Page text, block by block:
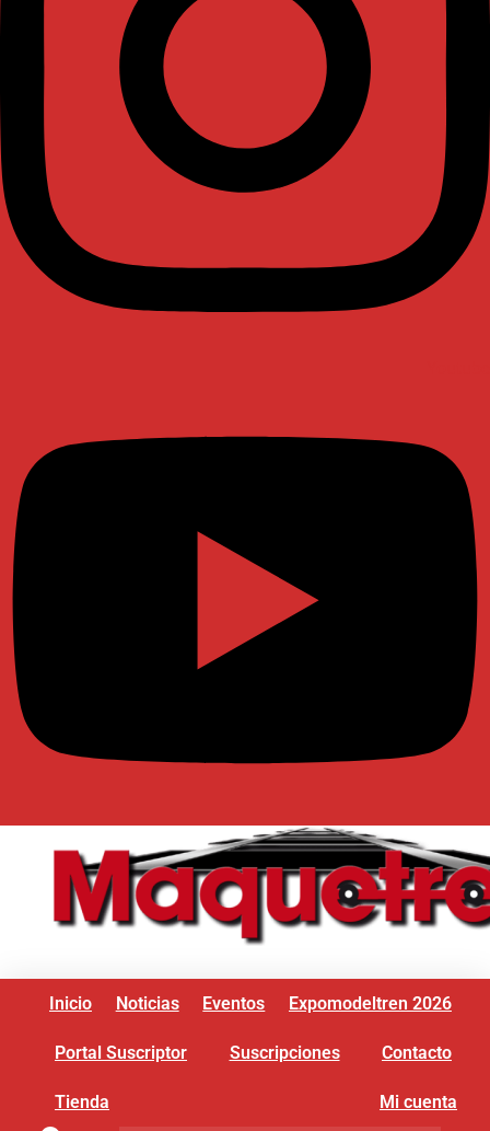
Inicio Noticias Eventos Expomodeltren 2026
Portal Suscriptor Suscripciones Contacto
Tienda Mi cuenta